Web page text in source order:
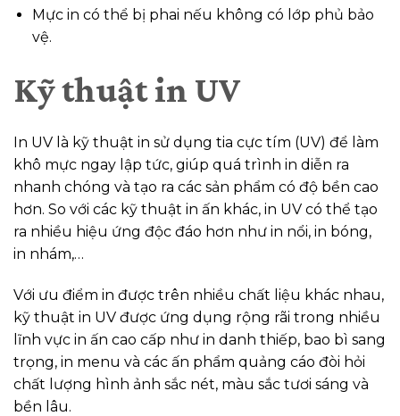
Mực in có thể bị phai nếu không có lớp phủ bảo
vệ.
Kỹ thuật in UV
In UV là kỹ thuật in sử dụng tia cực tím (UV) để làm
khô mực ngay lập tức, giúp quá trình in diễn ra
nhanh chóng và tạo ra các sản phẩm có độ bền cao
hơn. So với các kỹ thuật in ấn khác, in UV có thể tạo
ra nhiều hiệu ứng độc đáo hơn như in nổi, in bóng,
in nhám,…
Với ưu điểm in được trên nhiều chất liệu khác nhau,
kỹ thuật in UV được ứng dụng rộng rãi trong nhiều
lĩnh vực in ấn cao cấp như in danh thiếp, bao bì sang
trọng, in menu và các ấn phẩm quảng cáo đòi hỏi
chất lượng hình ảnh sắc nét, màu sắc tươi sáng và
bền lâu.